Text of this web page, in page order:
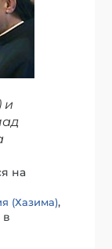
и
на
(Хазима),
в